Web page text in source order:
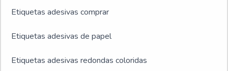
Etiquetas adesivas comprar
Etiquetas adesivas de papel
Etiquetas adesivas redondas coloridas